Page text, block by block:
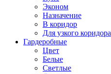
Эконом
Назначение
В коридор
Для узкого коридора
Гардеробные
Цвет
Белые
Светлые